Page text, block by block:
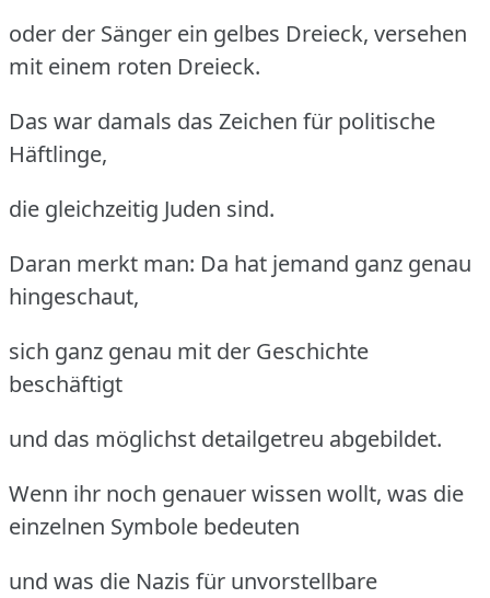
oder der Sänger ein gelbes Dreieck, versehen
mit einem roten Dreieck.
Das war damals das Zeichen für politische
Häftlinge,
die gleichzeitig Juden sind.
Daran merkt man: Da hat jemand ganz genau
hingeschaut,
sich ganz genau mit der Geschichte
beschäftigt
und das möglichst detailgetreu abgebildet.
Wenn ihr noch genauer wissen wollt, was die
einzelnen Symbole bedeuten
und was die Nazis für unvorstellbare